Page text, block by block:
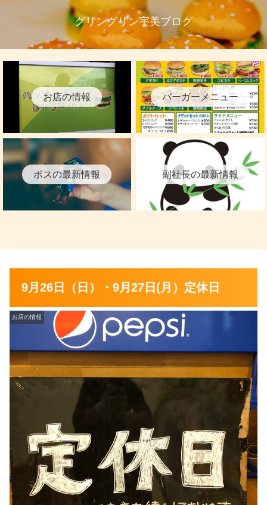
グリングリン宇美ブログ
お店の情報 バーガーメニュー
ボスの最新情報 副社長の最新情報
9月26日（日）・9月27日(月）定休日
お店の情報